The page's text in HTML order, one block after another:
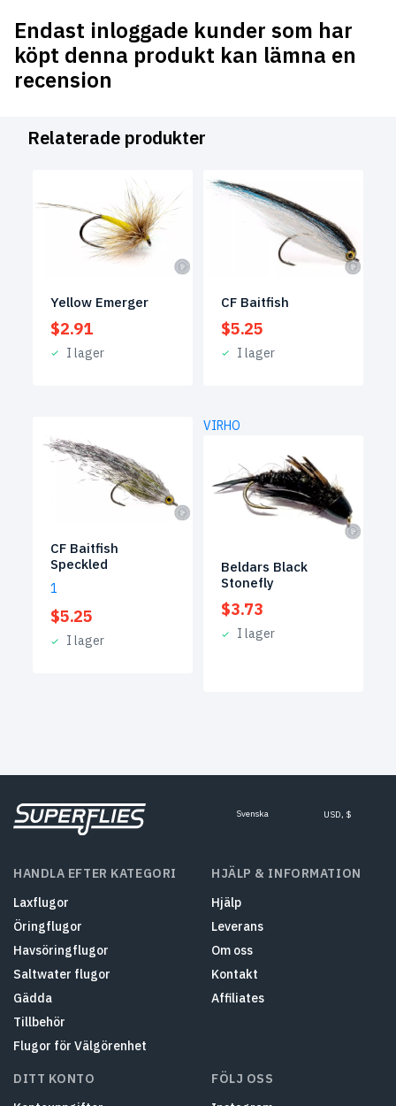
Endast inloggade kunder som har
köpt denna produkt kan lämna en
recension
Relaterade produkter
Yellow Emerger
$2.91
I lager
CF Baitfish
$5.25
I lager
CF Baitfish
Speckled
1
$5.25
I lager
VIRHO
Beldars Black
Stonefly
$3.73
I lager
Svenska USD, $
HANDLA EFTER KATEGORI
Laxflugor
Öringflugor
Havsöringflugor
Saltwater flugor
Gädda
Tillbehör
Flugor för Välgörenhet
HJÄLP & INFORMATION
Hjälp
Leverans
Om oss
Kontakt
Affiliates
DITT KONTO
FÖLJ OSS